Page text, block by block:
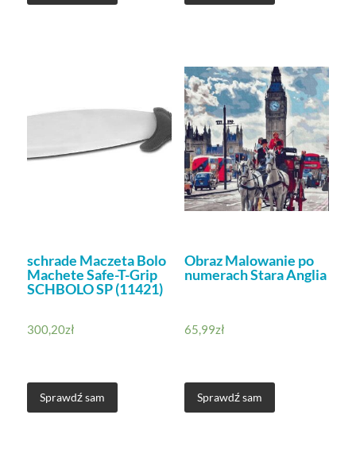
schrade Maczeta Bolo
Machete Safe-T-Grip
SCHBOLO SP (11421)
300,20zł
Sprawdź sam
Obraz Malowanie po
numerach Stara Anglia
65,99zł
Sprawdź sam